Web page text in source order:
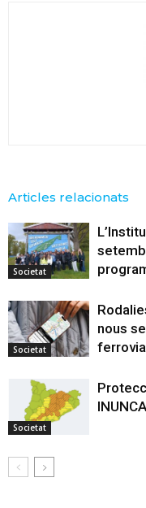
Articles relacionats
Societat
Societat
nous
Societat